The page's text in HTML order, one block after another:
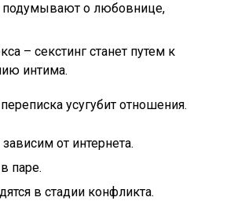
подумывают о любовнице,
– секстинг станет путем к
интима.
усугубит отношения.
от интернета.
паре.
в стадии конфликта.